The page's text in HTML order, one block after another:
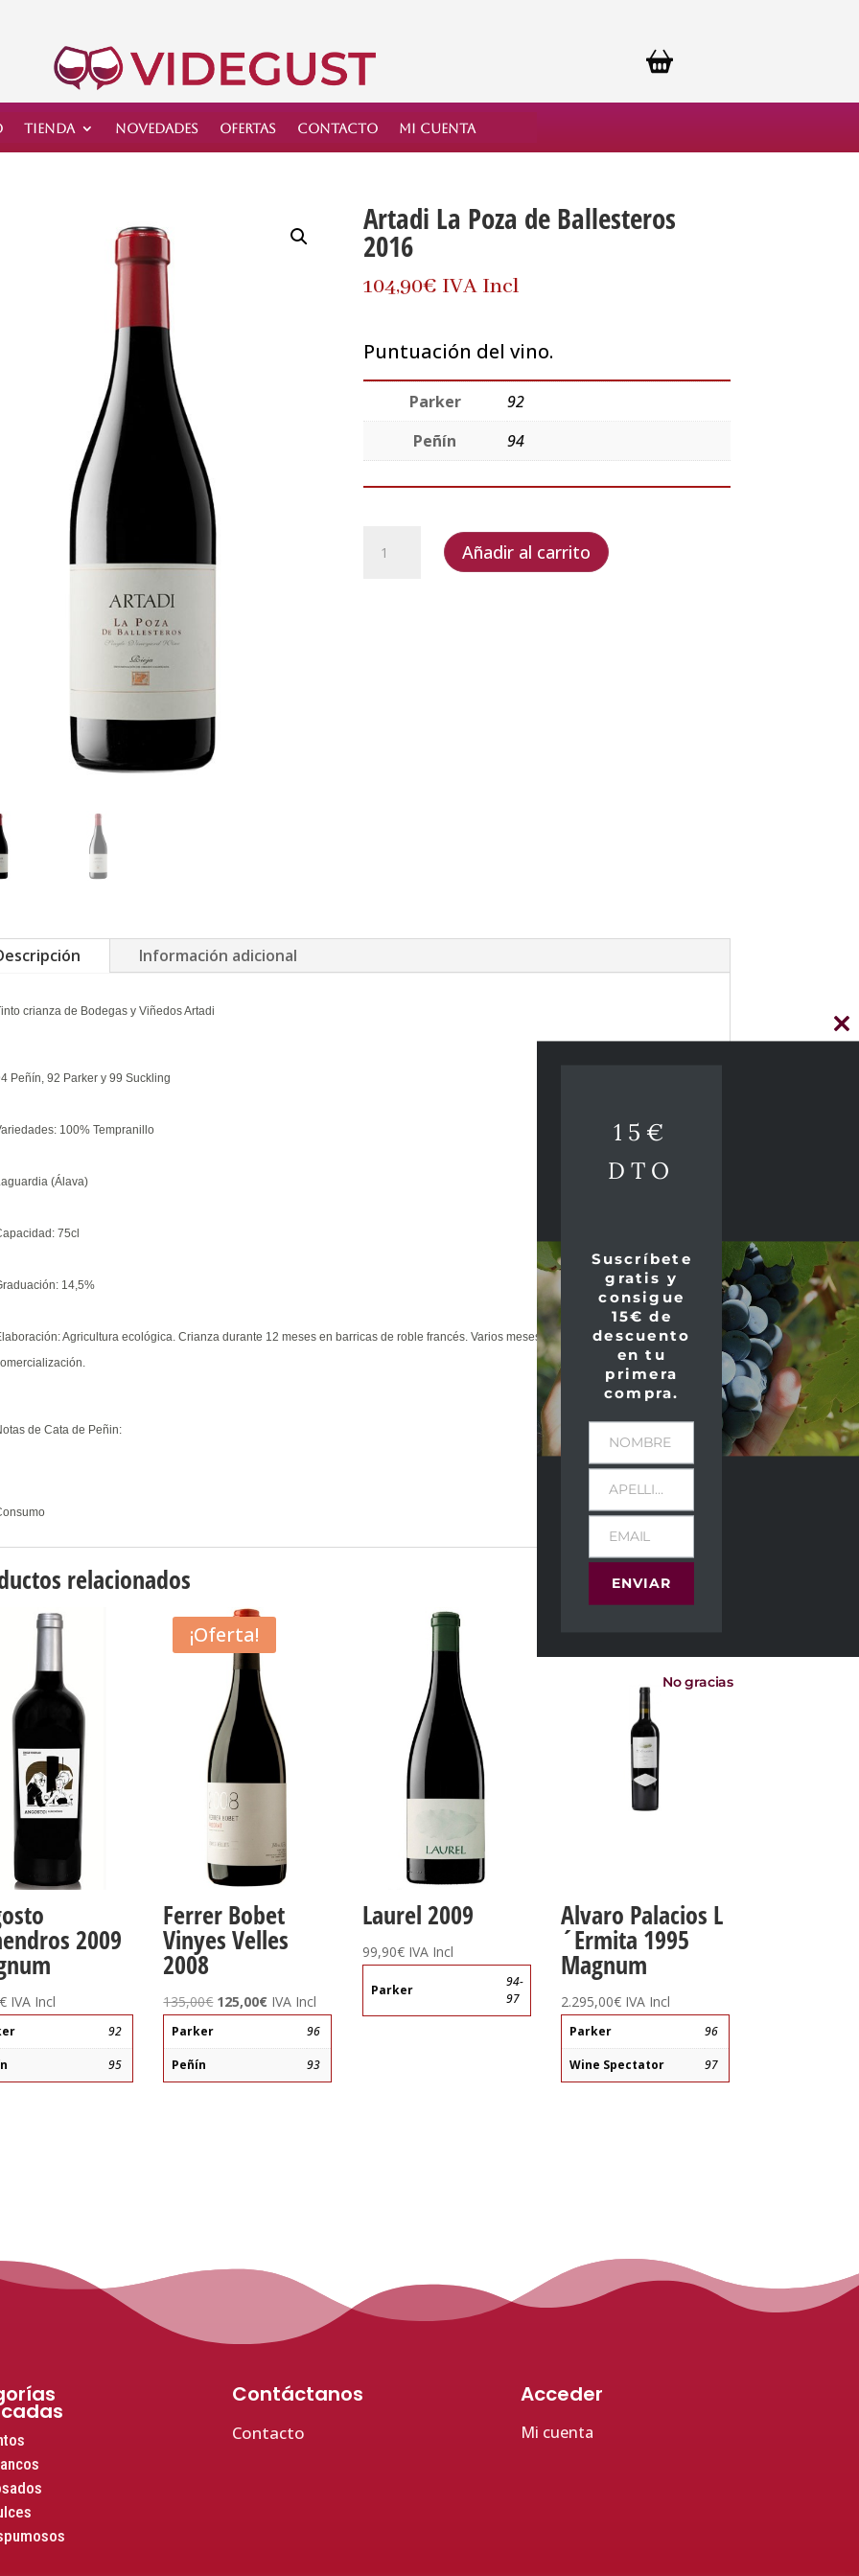
Tienda Novedades Ofertas Contacto Mi cuenta
Artadi La Poza de Ballesteros
2016
104,90€ IVA Incl
Puntuación del vino.
Parker
92
Peñín
94
Añadir al carrito
Información adicional
crianza de Bodegas y Viñedos Artadi
Peñín, 92 Parker y 99 Suckling
100% Tempranillo
(Álava)
75cl
14,5%
Agricultura ecológica. Crianza durante 12 meses en barricas de roble francés. Varios meses en botella antes de
de Cata de Peñin:
relacionados
2009
€ IVA Incl
92
95
¡Oferta!
Ferrer Bobet
Vinyes Velles
2008
135,00€ El
original
125,00€El
actual
IVA Incl
Parker 96
Peñín 93
Laurel 2009
99,90€ IVA Incl
Parker
94-
97
Alvaro Palacios L
´Ermita 1995
Magnum
2.295,00€ IVA Incl
Parker 96
Wine Spectator 97
Contáctanos
Contacto
Acceder
Mi cuenta
15€
DTO
Suscríbete
gratis y
consigue
15€ de
descuento
en tu
primera
compra.
NOMBRE
APELLIDOS
EMAIL
ENVIAR
No gracias